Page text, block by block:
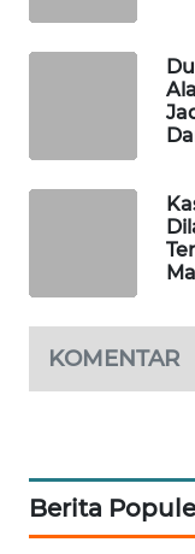
KOMENTAR
Berita
METRO
METRO
MEDAN
NEWS
KRT
KARING
NEWS